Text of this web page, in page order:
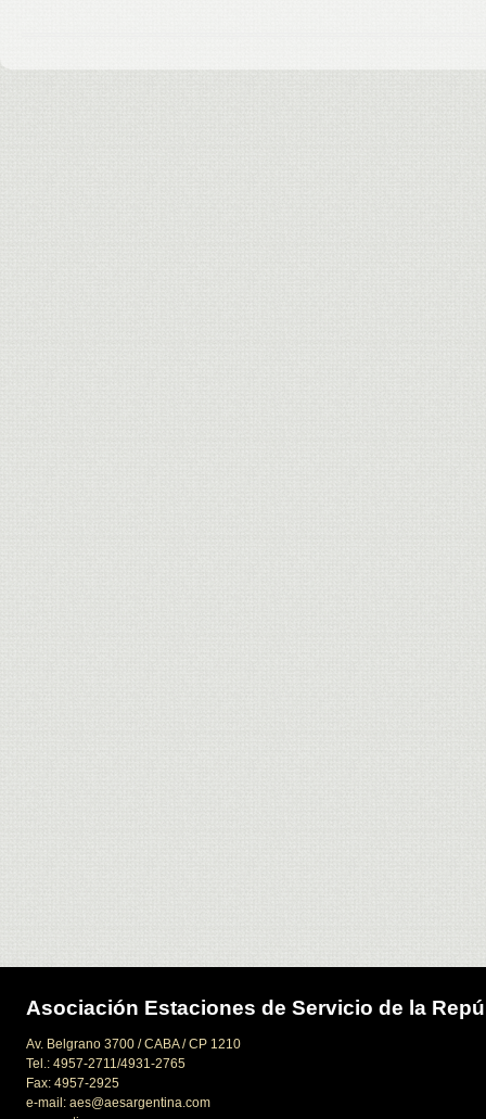
Asociación Estaciones de Servicio de la
Av. Belgrano 3700 / CABA / CP 1210
Tel.: 4957-2711/4931-2765
Fax: 4957-2925
e-mail: aes@aesargentina.com